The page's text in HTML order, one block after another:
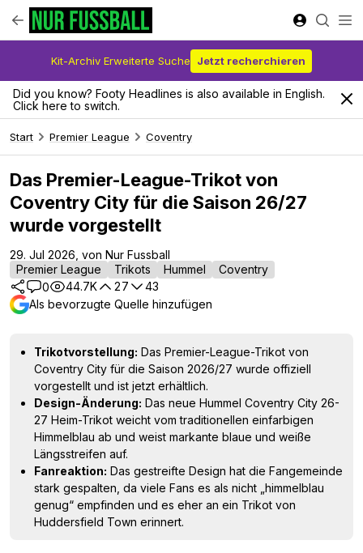
Kit-Archiv Erweiterte Suche Jetzt recherchieren
Did you know? Footy Headlines is also available in English.
Click here to switch.
Start Premier League Coventry
Das Premier-League-Trikot von
Coventry City für die Saison 26/27
wurde vorgestellt
29. Jul 2026, von Nur Fussball
Premier League
Trikots Hummel
Coventry
0
44.7K 27
43
Als bevorzugte Quelle hinzufügen
Trikotvorstellung: Das Premier-League-Trikot von
Coventry City für die Saison 2026/27 wurde offiziell
vorgestellt und ist jetzt erhältlich.
Design-Änderung: Das neue Hummel Coventry City 26-
27 Heim-Trikot weicht vom traditionellen einfarbigen
Himmelblau ab und weist markante blaue und weiße
Längsstreifen auf.
Fanreaktion: Das gestreifte Design hat die Fangemeinde
stark gespalten, da viele Fans es als nicht „himmelblau
genug“ empfinden und es eher an ein Trikot von
Huddersfield Town erinnert.